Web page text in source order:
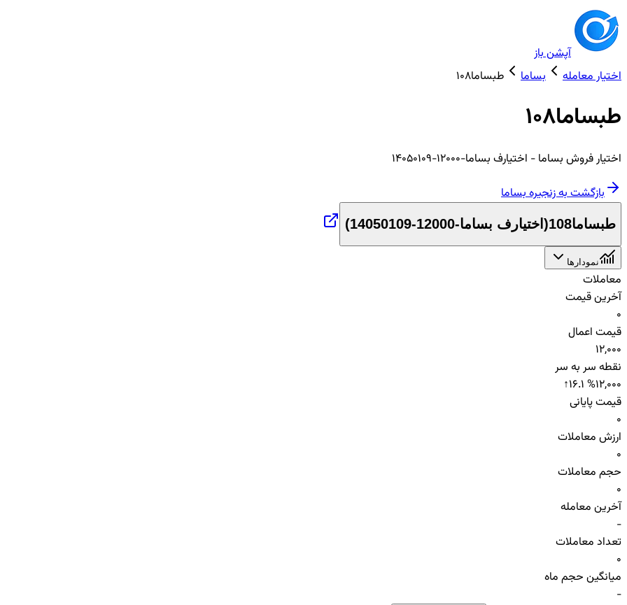
آپشن باز
اختیار معامله
بساما طبساما108
طبساما108
اختیارفروش بساما - اختیارف بساما-12000-14050109
بازگشت به زنجیرهبساما
طبساما108 ( اختیارف بساما-12000-14050109 )
نمودارها
معاملات
آخرین قیمت
0
قیمت اعمال
12,000
نقطه سر به سر
12,000
↑16.1 %
قیمت پایانی
0
ارزش معاملات
0
حجم معاملات
0
آخرین معامله
-
تعداد معاملات
0
میانگین حجم ماه
-